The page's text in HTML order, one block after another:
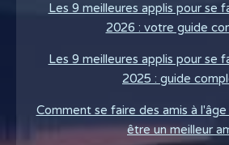
Les 9 meilleures applis pour se
2026 : votre guide
Les 9 meilleures applis pour se
2025 : guide
Comment se faire des amis à
être un meilleur